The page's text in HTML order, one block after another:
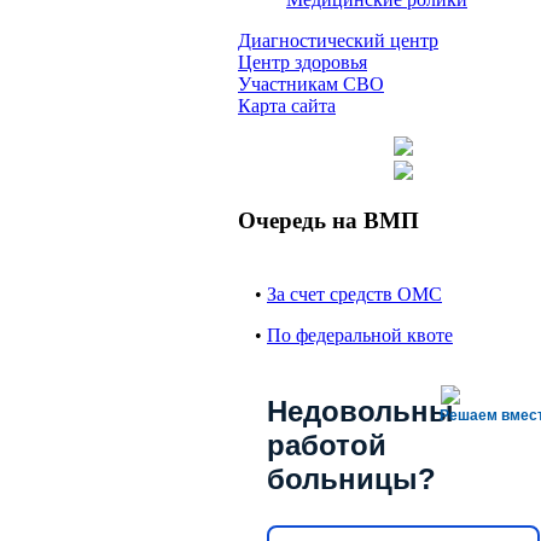
Диагностический центр
Центр здоровья
Участникам СВО
Карта сайта
Очередь на ВМП
• За счет средств ОМС
• По федеральной квоте
Решаем
Недовольны
работой
больницы?